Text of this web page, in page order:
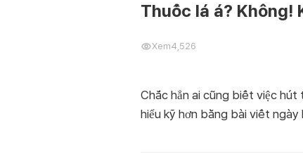
Thuốc lá á? Không!
Xem4,526
Chắc hẳn ai cũng biết việc hút
hiểu kỹ hơn bằng bài viết ngày